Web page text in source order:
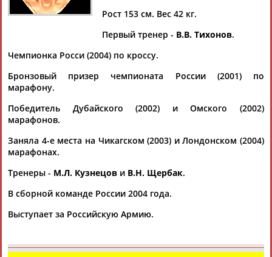
Ваш запрос: "Альбина ИВАНОВА"
1 2
Бокс. Чемпионат России 2020. Женщины. Ульяновск. День 6.
Полуфиналы (прямая видеотрансляция)
... 13-107 Сандакова Дарима Московская-Бурятия -
МолдажановаАльбинаТюменская 14-108 Головченко
Галина Москва -... ... 18-112 Уракова Мария Ульяновская-
19-113...
30.10.2020
Итоги VII Московского открытого турнира по художественной
Абросимова Ирина, Зубарева Виктория, Разворотнева...
Рост 153 см. Вес 42 кг.
Первый тренер - В.В. Тихонов.
Чемпионка Росси (2004) по кроссу.
Бронзовый призер чемпионата России (2001) по
марафону.
Победитель Дубайского (2002) и Омского (2002)
марафонов.
Заняла 4-е места на Чикагском (2003) и Лондонском (2004)
марафонах.
Тренеры - М.Л. Кузнецов и В.Н. Щербак.
В сборной команде России 2004 года.
Выступает за Российскую Армию.